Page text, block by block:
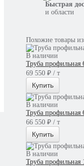
Быстрая
и области
Похожие товары
В наличии
Труба
69 550 ₽ / т
Купить
В наличии
Труба
66 550 ₽ / т
Купить
В наличии
Труба